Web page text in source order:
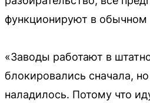
функционируют в
«Заводы работают в
блокировались сначала,
наладилось. Потому что